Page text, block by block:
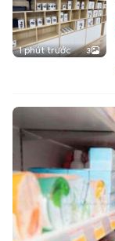
1 phút trước 3